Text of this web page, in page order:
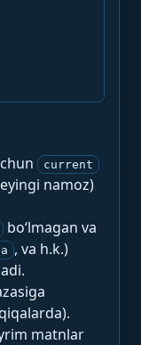
current
namoz)
bo‘lmagan va
, va h.k.)
matnlar